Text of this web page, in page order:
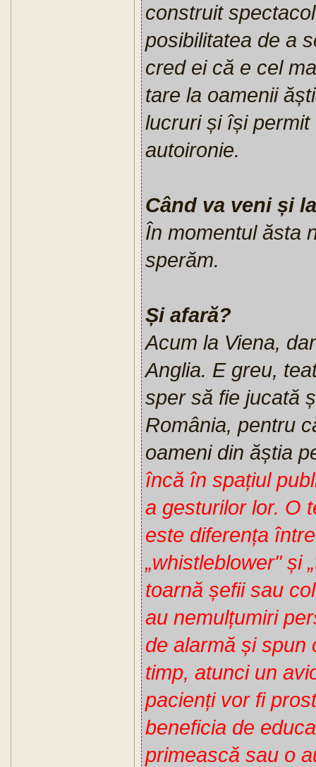
construit
posibilitatea de a
cred ei că e cel
tare la oamenii
lucruri și își
autoironie.
Când va veni și
În momentul ăsta
sperăm.
Și afară?
Acum la Viena,
Anglia. E greu,
sper să fie jucată
România, pentru
oameni din ăștia
încă în spațiul
a gesturilor lor. O
este diferența
„whistleblower" și
toarnă șefii sau
au nemulțumiri
de alarmă și spun
timp, atunci un
pacienți vor fi
beneficia de
primească sau o